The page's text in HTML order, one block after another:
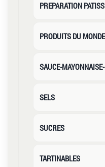
PREPARATION
PRODUITS DU
SAUCE-
SELS
SUCRES
TARTINABLES